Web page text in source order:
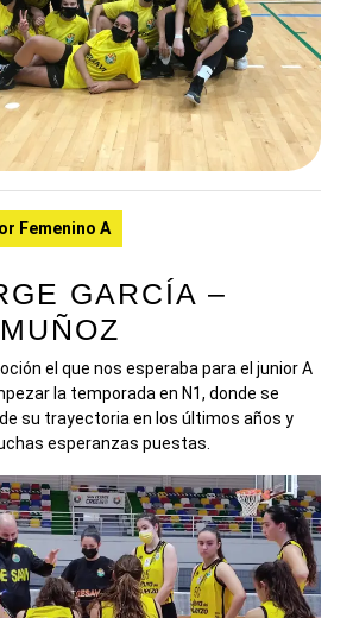
Femenino A
GARCÍA –
el que nos esperaba para el junior A
la temporada en N1, donde se
su trayectoria en los últimos años y
esperanzas puestas.